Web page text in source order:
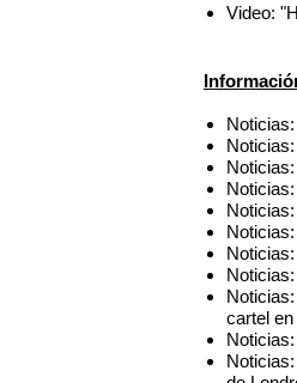
Video:
cartel